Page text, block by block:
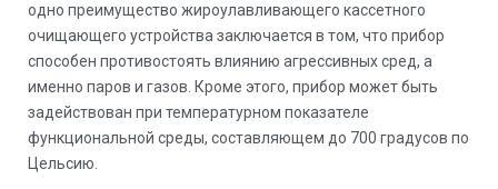
одно преимущество жироулавливающего кассетного
очищающего устройства заключается в том, что прибор
способен противостоять влиянию агрессивных сред, а
именно паров и газов. Кроме этого, прибор может быть
задействован при температурном показателе
функциональной среды, составляющем до 700 градусов по
Цельсию.